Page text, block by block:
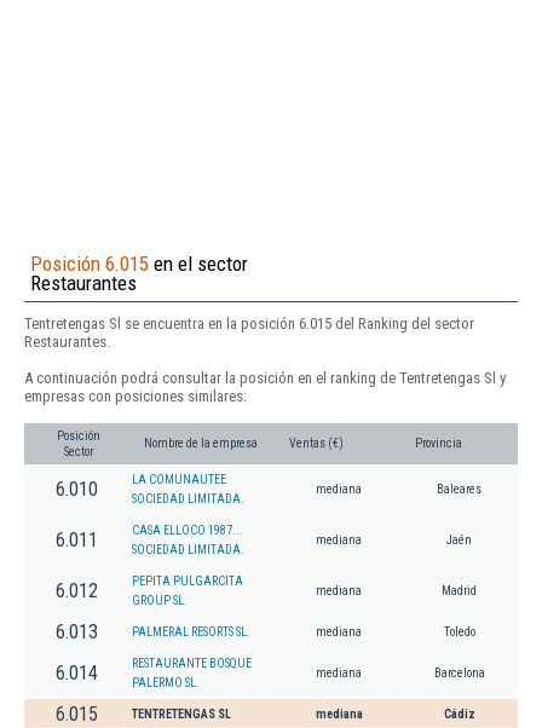
Posición 6.015 en el sector
Restaurantes
Tentretengas Sl se encuentra en la posición 6.015 del Ranking del sector
Restaurantes.
A continuación podrá consultar la posición en el ranking de Tentretengas Sl y
empresas con posiciones similares:
Posición
Sector
Nombre de la empresa Ventas (€) Provincia
6.010
LA COMUNAUTEE
SOCIEDAD LIMITADA.
mediana Baleares
6.011
CASA ELLOCO 1987...
SOCIEDAD LIMITADA.
mediana Jaén
6.012
PEPITA PULGARCITA
GROUP SL.
mediana Madrid
6.013 PALMERAL RESORTS SL. mediana Toledo
6.014
RESTAURANTE BOSQUE
PALERMO SL.
mediana Barcelona
6.015 TENTRETENGAS SL mediana Cádiz